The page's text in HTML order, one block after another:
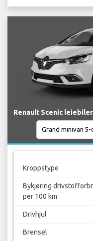
Renault Scenic
Kroppstype
Bykjøring
per 100 km
Drivhjul
Brensel